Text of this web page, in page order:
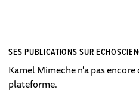
SES PUBLICATIONS SUR
Kamel Mimeche n'a pas
plateforme.